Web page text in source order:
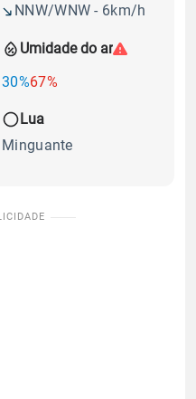
Umidade do ar
30%67%
NNW/WNW - 6km/h
Lua
Minguante